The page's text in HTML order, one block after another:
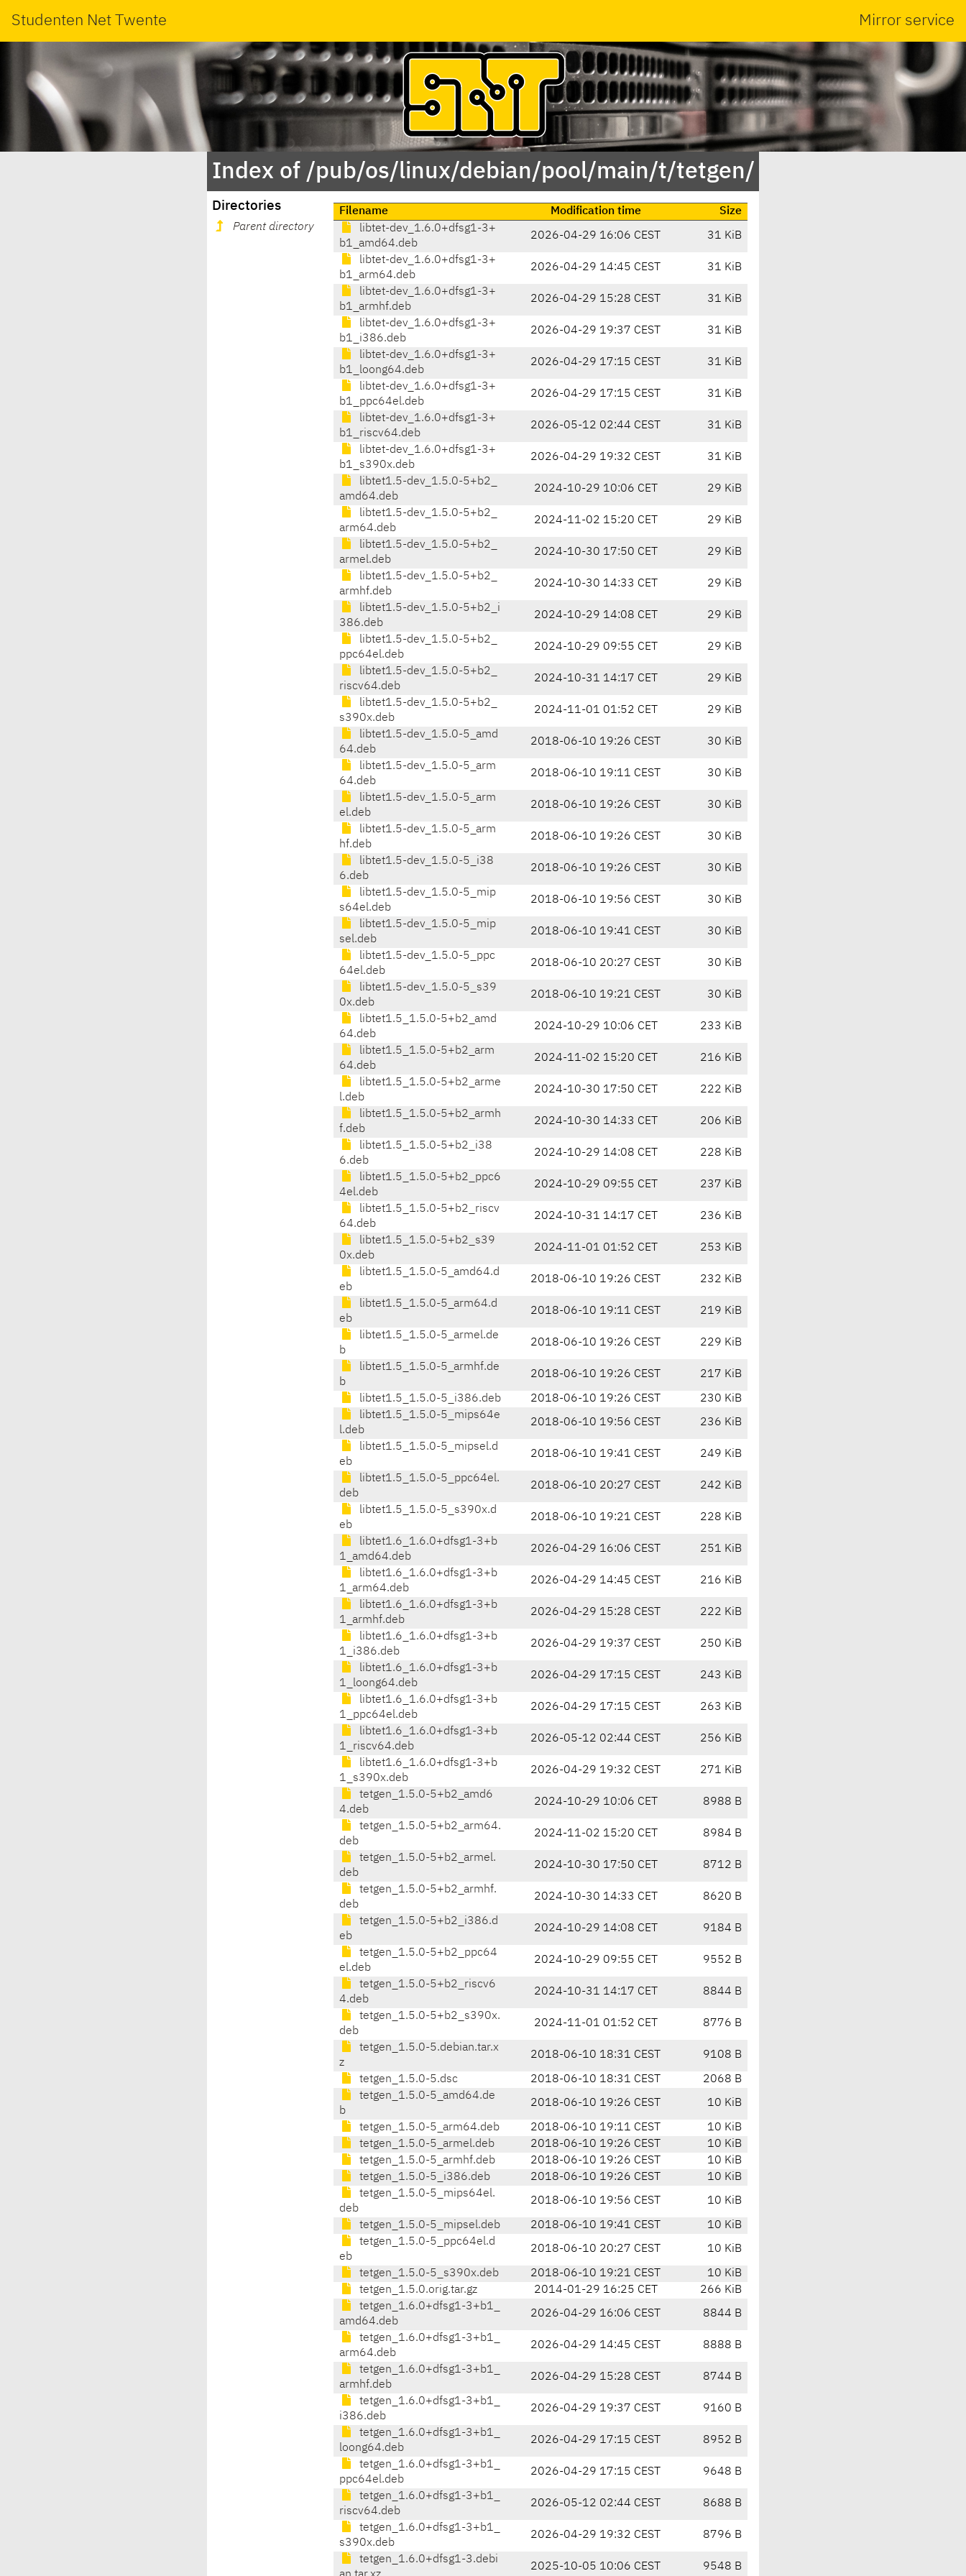
Studenten Net Twente Mirror service
Index of /pub/os/linux/debian/pool/main/t/tetgen/
Directories
Parent directory
Filename Modification time
Size
libtet-dev_1.6.0+dfsg1-3+
b1_amd64.deb
2026-04-29 16:06 CEST 31 KiB
libtet-dev_1.6.0+dfsg1-3+
b1_arm64.deb
2026-04-29 14:45 CEST 31 KiB
libtet-dev_1.6.0+dfsg1-3+
b1_armhf.deb
2026-04-29 15:28 CEST 31 KiB
libtet-dev_1.6.0+dfsg1-3+
b1_i386.deb
2026-04-29 19:37 CEST 31 KiB
libtet-dev_1.6.0+dfsg1-3+
b1_loong64.deb
2026-04-29 17:15 CEST 31 KiB
libtet-dev_1.6.0+dfsg1-3+
b1_ppc64el.deb
2026-04-29 17:15 CEST 31 KiB
libtet-dev_1.6.0+dfsg1-3+
b1_riscv64.deb
2026-05-12 02:44 CEST 31 KiB
libtet-dev_1.6.0+dfsg1-3+
b1_s390x.deb
2026-04-29 19:32 CEST 31 KiB
libtet1.5-dev_1.5.0-5+b2_
amd64.deb
2024-10-29 10:06 CET 29 KiB
libtet1.5-dev_1.5.0-5+b2_
arm64.deb
2024-11-02 15:20 CET 29 KiB
libtet1.5-dev_1.5.0-5+b2_
armel.deb
2024-10-30 17:50 CET 29 KiB
libtet1.5-dev_1.5.0-5+b2_
armhf.deb
2024-10-30 14:33 CET 29 KiB
libtet1.5-dev_1.5.0-5+b2_i
386.deb
2024-10-29 14:08 CET 29 KiB
libtet1.5-dev_1.5.0-5+b2_
ppc64el.deb
2024-10-29 09:55 CET 29 KiB
libtet1.5-dev_1.5.0-5+b2_
riscv64.deb
2024-10-31 14:17 CET 29 KiB
libtet1.5-dev_1.5.0-5+b2_
s390x.deb
2024-11-01 01:52 CET 29 KiB
libtet1.5-dev_1.5.0-5_amd
64.deb
2018-06-10 19:26 CEST 30 KiB
libtet1.5-dev_1.5.0-5_arm
64.deb
2018-06-10 19:11 CEST 30 KiB
libtet1.5-dev_1.5.0-5_arm
el.deb
2018-06-10 19:26 CEST 30 KiB
libtet1.5-dev_1.5.0-5_arm
hf.deb
2018-06-10 19:26 CEST 30 KiB
libtet1.5-dev_1.5.0-5_i38
6.deb
2018-06-10 19:26 CEST 30 KiB
libtet1.5-dev_1.5.0-5_mip
s64el.deb
2018-06-10 19:56 CEST 30 KiB
libtet1.5-dev_1.5.0-5_mip
sel.deb
2018-06-10 19:41 CEST 30 KiB
libtet1.5-dev_1.5.0-5_ppc
64el.deb
2018-06-10 20:27 CEST 30 KiB
libtet1.5-dev_1.5.0-5_s39
0x.deb
2018-06-10 19:21 CEST 30 KiB
libtet1.5_1.5.0-5+b2_amd
64.deb
2024-10-29 10:06 CET 233 KiB
libtet1.5_1.5.0-5+b2_arm
64.deb
2024-11-02 15:20 CET 216 KiB
libtet1.5_1.5.0-5+b2_arme
l.deb
2024-10-30 17:50 CET 222 KiB
libtet1.5_1.5.0-5+b2_armh
f.deb
2024-10-30 14:33 CET 206 KiB
libtet1.5_1.5.0-5+b2_i38
6.deb
2024-10-29 14:08 CET 228 KiB
libtet1.5_1.5.0-5+b2_ppc6
4el.deb
2024-10-29 09:55 CET 237 KiB
libtet1.5_1.5.0-5+b2_riscv
64.deb
2024-10-31 14:17 CET 236 KiB
libtet1.5_1.5.0-5+b2_s39
0x.deb
2024-11-01 01:52 CET 253 KiB
libtet1.5_1.5.0-5_amd64.d
eb
2018-06-10 19:26 CEST 232 KiB
libtet1.5_1.5.0-5_arm64.d
eb
2018-06-10 19:11 CEST 219 KiB
libtet1.5_1.5.0-5_armel.de
b
2018-06-10 19:26 CEST 229 KiB
libtet1.5_1.5.0-5_armhf.de
b
2018-06-10 19:26 CEST 217 KiB
libtet1.5_1.5.0-5_i386.deb 2018-06-10 19:26 CEST
230 KiB
libtet1.5_1.5.0-5_mips64e
l.deb
2018-06-10 19:56 CEST 236 KiB
libtet1.5_1.5.0-5_mipsel.d
eb
2018-06-10 19:41 CEST 249 KiB
libtet1.5_1.5.0-5_ppc64el.
deb
2018-06-10 20:27 CEST 242 KiB
libtet1.5_1.5.0-5_s390x.d
eb
2018-06-10 19:21 CEST 228 KiB
libtet1.6_1.6.0+dfsg1-3+b
1_amd64.deb
2026-04-29 16:06 CEST 251 KiB
libtet1.6_1.6.0+dfsg1-3+b
1_arm64.deb
2026-04-29 14:45 CEST 216 KiB
libtet1.6_1.6.0+dfsg1-3+b
1_armhf.deb
2026-04-29 15:28 CEST 222 KiB
libtet1.6_1.6.0+dfsg1-3+b
1_i386.deb
2026-04-29 19:37 CEST 250 KiB
libtet1.6_1.6.0+dfsg1-3+b
1_loong64.deb
2026-04-29 17:15 CEST 243 KiB
libtet1.6_1.6.0+dfsg1-3+b
1_ppc64el.deb
2026-04-29 17:15 CEST 263 KiB
libtet1.6_1.6.0+dfsg1-3+b
1_riscv64.deb
2026-05-12 02:44 CEST 256 KiB
libtet1.6_1.6.0+dfsg1-3+b
1_s390x.deb
2026-04-29 19:32 CEST 271 KiB
tetgen_1.5.0-5+b2_amd6
4.deb
2024-10-29 10:06 CET 8988 B
tetgen_1.5.0-5+b2_arm64.
deb
2024-11-02 15:20 CET 8984 B
tetgen_1.5.0-5+b2_armel.
deb
2024-10-30 17:50 CET 8712 B
tetgen_1.5.0-5+b2_armhf.
deb
2024-10-30 14:33 CET 8620 B
tetgen_1.5.0-5+b2_i386.d
eb
2024-10-29 14:08 CET 9184 B
tetgen_1.5.0-5+b2_ppc64
el.deb
2024-10-29 09:55 CET 9552 B
tetgen_1.5.0-5+b2_riscv6
4.deb
2024-10-31 14:17 CET 8844 B
tetgen_1.5.0-5+b2_s390x.
deb
2024-11-01 01:52 CET 8776 B
tetgen_1.5.0-5.debian.tar.x
z
2018-06-10 18:31 CEST 9108 B
tetgen_1.5.0-5.dsc 2018-06-10 18:31 CEST
2068 B
tetgen_1.5.0-5_amd64.de
b
2018-06-10 19:26 CEST 10 KiB
tetgen_1.5.0-5_arm64.deb 2018-06-10 19:11 CEST
10 KiB
tetgen_1.5.0-5_armel.deb
2018-06-10 19:26 CEST
10 KiB
tetgen_1.5.0-5_armhf.deb
2018-06-10 19:26 CEST
10 KiB
tetgen_1.5.0-5_i386.deb
2018-06-10 19:26 CEST
10 KiB
tetgen_1.5.0-5_mips64el.
deb
2018-06-10 19:56 CEST 10 KiB
tetgen_1.5.0-5_mipsel.deb 2018-06-10 19:41 CEST
10 KiB
tetgen_1.5.0-5_ppc64el.d
eb
2018-06-10 20:27 CEST 10 KiB
tetgen_1.5.0-5_s390x.deb 2018-06-10 19:21 CEST
10 KiB
tetgen_1.5.0.orig.tar.gz
2014-01-29 16:25 CET
266 KiB
tetgen_1.6.0+dfsg1-3+b1_
amd64.deb
2026-04-29 16:06 CEST 8844 B
tetgen_1.6.0+dfsg1-3+b1_
arm64.deb
2026-04-29 14:45 CEST 8888 B
tetgen_1.6.0+dfsg1-3+b1_
armhf.deb
2026-04-29 15:28 CEST 8744 B
tetgen_1.6.0+dfsg1-3+b1_
i386.deb
2026-04-29 19:37 CEST 9160 B
tetgen_1.6.0+dfsg1-3+b1_
loong64.deb
2026-04-29 17:15 CEST 8952 B
tetgen_1.6.0+dfsg1-3+b1_
ppc64el.deb
2026-04-29 17:15 CEST 9648 B
tetgen_1.6.0+dfsg1-3+b1_
riscv64.deb
2026-05-12 02:44 CEST 8688 B
tetgen_1.6.0+dfsg1-3+b1_
s390x.deb
2026-04-29 19:32 CEST 8796 B
tetgen_1.6.0+dfsg1-3.debi
2025-10-05 10:06 CEST 9548 B